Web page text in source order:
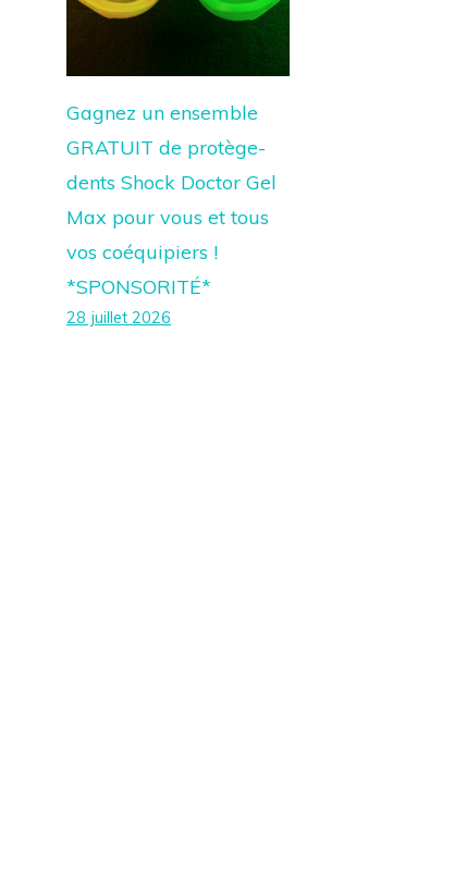
Gagnez un ensemble
GRATUIT de protège-
dents Shock Doctor Gel
Max pour vous et tous
vos coéquipiers !
*SPONSORITÉ*
28 juillet 2026